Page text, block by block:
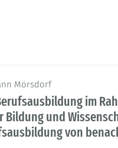
Mörsdorf
im
und
von